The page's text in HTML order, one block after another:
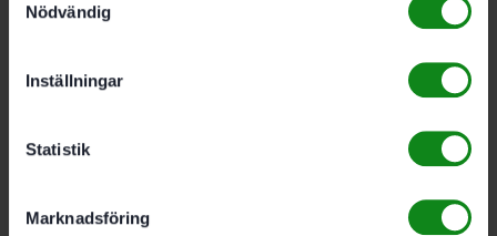
Nödvändig
Inställningar
Statistik
Marknadsföring